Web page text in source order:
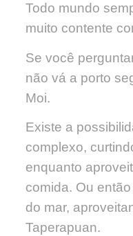
Todo mundo
muito contente
Se você
não vá a porto
Moi.
Existe a
complexo,
enquanto
comida. Ou
do mar,
Taperapuan.